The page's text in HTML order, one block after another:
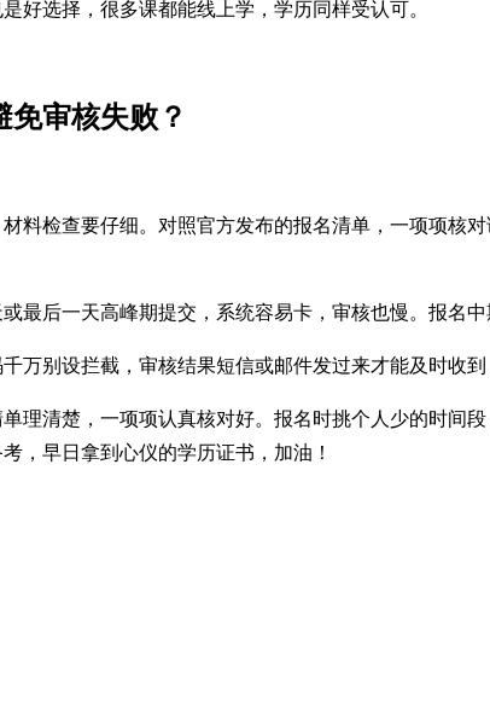
好选择，很多课都能线上学，学历同样受认可。
免审核失败？
料检查要仔细。对照官方发布的报名清单，一项项核
最后一天高峰期提交，系统容易卡，审核也慢。报名中
万别设拦截，审核结果短信或邮件发过来才能及时收到
理清楚，一项项认真核对好。报名时挑个人少的时间
，早日拿到心仪的学历证书，加油！